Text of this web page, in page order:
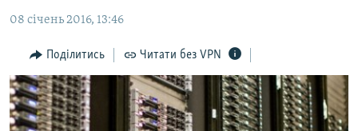
основної
Перейти
до
пошуку
БЛОГИ
ПОГЛЯД
ІНТЕРВ'Ю
ВСЕ ЗА ДЕНЬ
08 січень 2016, 13:46
Поділитись Читати без VPN